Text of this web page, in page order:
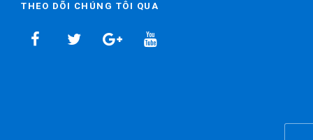
THEO DÕI CHÚNG TÔI QUA